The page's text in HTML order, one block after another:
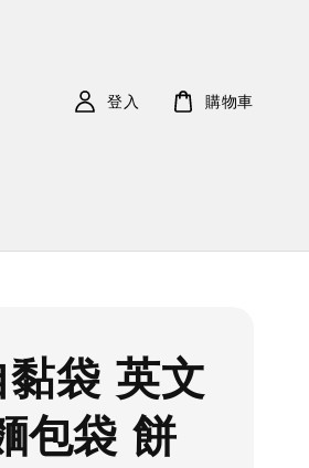
登入 購物車
袋 英文
包袋 餅